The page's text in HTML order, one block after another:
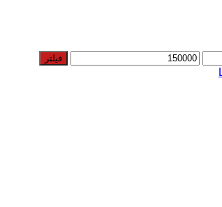
حداکثر
فیلتر